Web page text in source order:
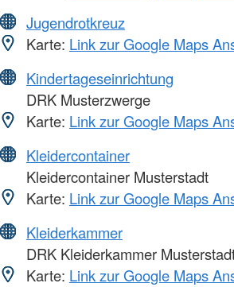
Jugendrotkreuz
Karte: Link zur Google Maps
Kindertageseinrichtung
DRK Musterzwerge
Karte: Link zur Google Maps
Kleidercontainer
Kleidercontainer Musterstadt
Karte: Link zur Google Maps
Kleiderkammer
DRK Kleiderkammer
Karte: Link zur Google Maps